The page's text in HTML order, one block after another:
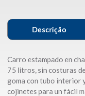
Descrição
Carro estampado en
75 litros, sin costuras
goma con tubo interior
cojinetes para un fácil